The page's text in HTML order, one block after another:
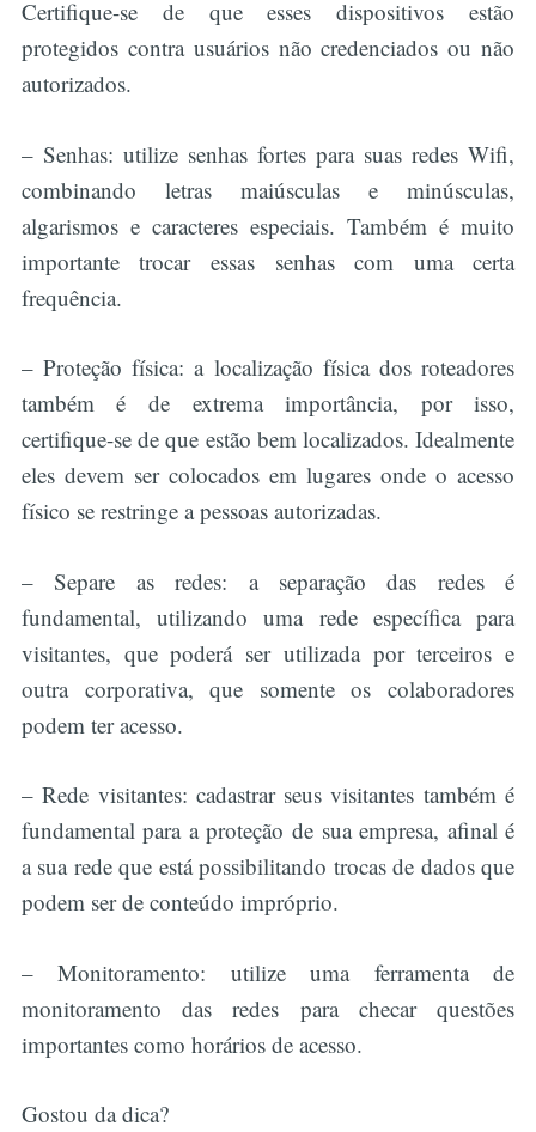
Certifique-se de que esses dispositivos estão
protegidos contra usuários não credenciados ou não
autorizados.
– Senhas: utilize senhas fortes para suas redes Wifi,
combinando letras maiúsculas e minúsculas,
algarismos e caracteres especiais. Também é muito
importante trocar essas senhas com uma certa
frequência.
– Proteção física: a localização física dos roteadores
também é de extrema importância, por isso,
certifique-se de que estão bem localizados. Idealmente
eles devem ser colocados em lugares onde o acesso
físico se restringe a pessoas autorizadas.
– Separe as redes: a separação das redes é
fundamental, utilizando uma rede específica para
visitantes, que poderá ser utilizada por terceiros e
outra corporativa, que somente os colaboradores
podem ter acesso.
– Rede visitantes: cadastrar seus visitantes também é
fundamental para a proteção de sua empresa, afinal é
a sua rede que está possibilitando trocas de dados que
podem ser de conteúdo impróprio.
– Monitoramento: utilize uma ferramenta de
monitoramento das redes para checar questões
importantes como horários de acesso.
Gostou da dica?